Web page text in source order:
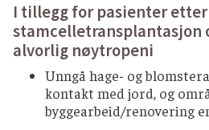
Bruk kun produkter som
pasteurisert melk.
Myke modningsoster
blåmuggost o.l.) bør
annen mat med disse
spise varmebehandlet.
I tillegg for pasienter etter
stamcelletransplantasjon
alvorlig nøytropeni
Unngå hage- og
kontakt med jord, og
byggearbeid/renovering